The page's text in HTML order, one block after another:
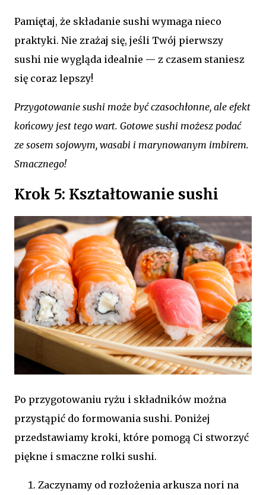
Pamiętaj, że składanie sushi wymaga nieco
praktyki. Nie zrażaj się, jeśli Twój pierwszy
sushi nie wygląda idealnie — z czasem staniesz
się coraz lepszy!
Przygotowanie sushi może być czasochłonne, ale efekt
końcowy jest tego wart. Gotowe sushi możesz podać
ze sosem sojowym, wasabi i marynowanym imbirem.
Smacznego!
Krok 5: Kształtowanie sushi
Po przygotowaniu ryżu i składników można
przystąpić do formowania sushi. Poniżej
przedstawiamy kroki, które pomogą Ci stworzyć
piękne i smaczne rolki sushi.
Zaczynamy od rozłożenia arkusza nori na